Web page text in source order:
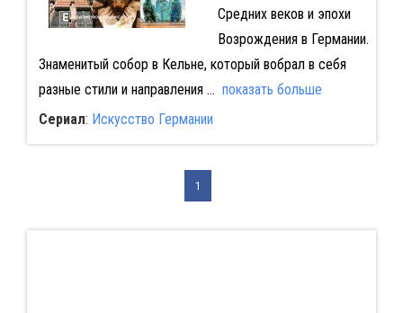
Средних веков и эпохи
Возрождения в Германии.
Знаменитый собор в Кельне, который вобрал в себя
разные стили и направления... показать больше
Сериал: Искусство Германии
1